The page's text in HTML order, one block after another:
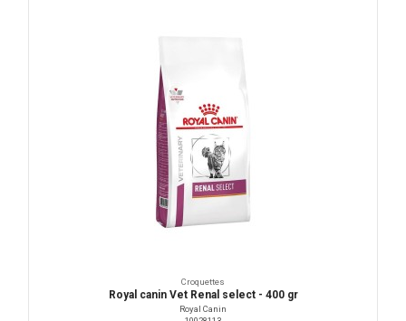
Croquettes
Royal canin Vet Renal select - 400 gr
Royal Canin